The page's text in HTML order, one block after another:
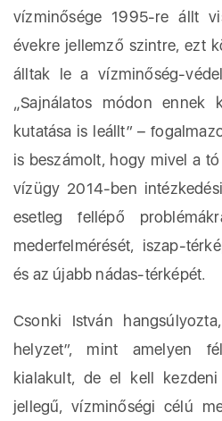
vízminősége 1995-re állt
évekre jellemző szintre, ezt
álltak le a vízminőség-
„Sajnálatos módon ennek
kutatása is leállt” –
is beszámolt, hogy mivel a
vízügy 2014-ben
esetleg fellépő
mederfelmérését, iszap-
és az újabb nádas-térképét.
Csonki István
helyzet”, mint amelyen
kialakult, de el kell
jellegű, vízminőségi célú